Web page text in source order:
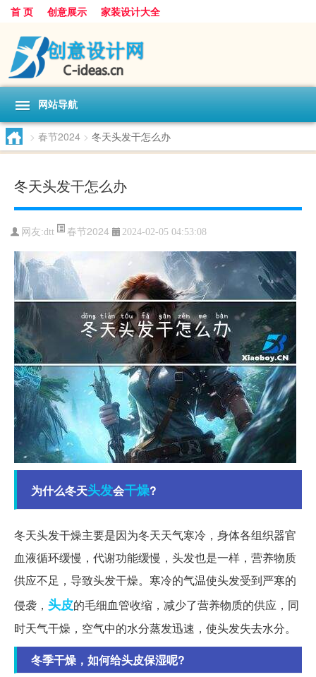
首 页 创意展示 家装设计大全
网站导航
> 春节2024 > 冬天头发干怎么办
冬天头发干怎么办
网友:dtt 春节2024 2024-02-05 04:53:08
为什么冬天头发会干燥?
冬天头发干燥主要是因为冬天天气寒冷，身体各组织器官
血液循环缓慢，代谢功能缓慢，头发也是一样，营养物质
供应不足，导致头发干燥。寒冷的气温使头发受到严寒的
侵袭， 头皮的毛细血管收缩，减少了营养物质的供应，同
时天气干燥，空气中的水分蒸发迅速，使头发失去水分。
冬季干燥，如何给头皮保湿呢?